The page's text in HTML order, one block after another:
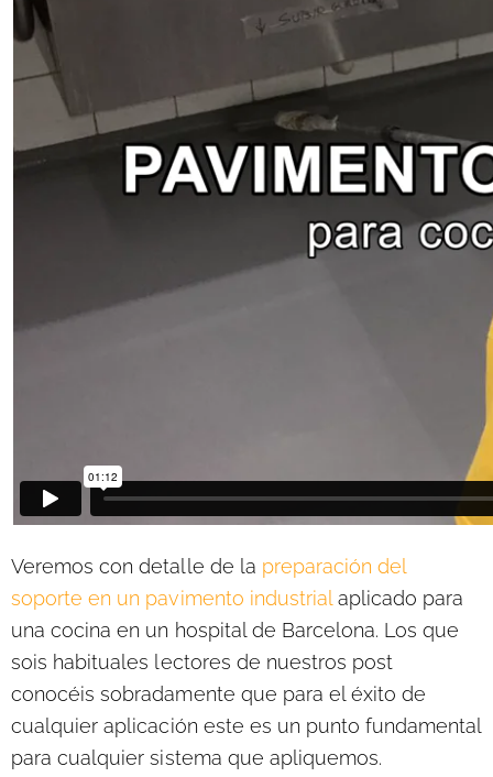
Veremos con detalle de la preparación del
soporte en un pavimento industrial aplicado para
una cocina en un hospital de Barcelona. Los que
sois habituales lectores de nuestros post
conocéis sobradamente que para el éxito de
cualquier aplicación este es un punto fundamental
para cualquier sistema que apliquemos.